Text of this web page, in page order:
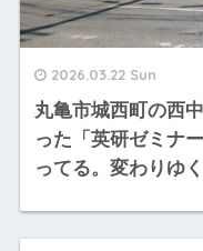
2026.03.22 Sun
丸亀市城西町の西
った「英研ゼミナ
ってる。変わりゆ